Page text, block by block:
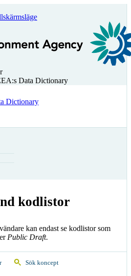
Data Dictionary
Dictionary
kodlistor
kan endast se kodlistor som
Public Draft.
Sök koncept